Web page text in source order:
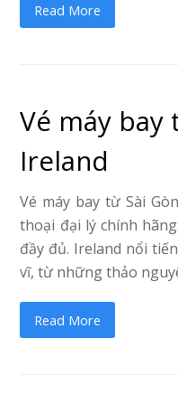
Read More
Vé máy bay
Ireland
Vé máy bay từ Sài
thoại đại lý chính
đầy đủ. Ireland nổi
vĩ, từ những thảo
Read More